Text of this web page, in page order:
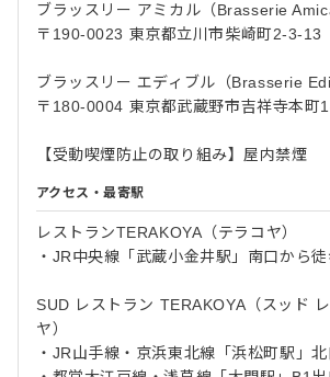
ブラッスリー アミカル（Brasserie
〒190-0023 東京都立川市柴崎町2-3-13
ブラッスリー エディブル（Brasserie
〒180-0004 東京都武蔵野市吉祥寺本町
【受動喫煙防止の取り組み】屋内禁煙
アクセス・最寄駅
レストランTERAKOYA（テラコヤ）
・JR中央線「武蔵小金井駅」南口から
SUD レストラン TERAKOYA（スッド
ヤ）
・JR山手線・京浜東北線「浜松町駅」